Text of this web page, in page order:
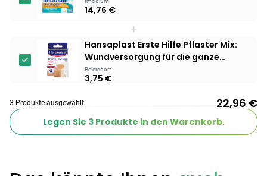
14,76 €
+
Hansaplast Erste Hilfe Pflaster Mix:
Wundversorgung für die ganze
Familie
Beiersdorf
3,75 €
3 Produkte ausgewählt 22,96 €
Legen Sie 3Produkte in den Warenkorb.